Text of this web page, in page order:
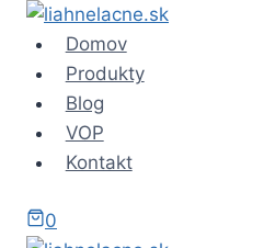
Skip
content
Domov
Produkty
Blog
VOP
Kontakt
0